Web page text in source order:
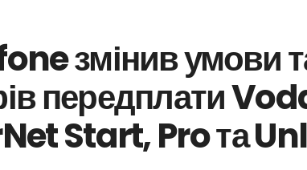
змінив умови
передплати
Start, Pro та